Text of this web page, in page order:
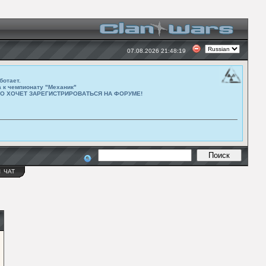
07.08.2026 21:48:19
к чемпионату "Механик"
ХОЧЕТ ЗАРЕГИСТРИРОВАТЬСЯ НА ФОРУМЕ!
ЧАТ